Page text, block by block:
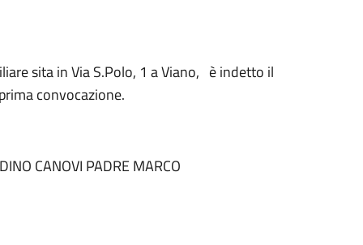
sita in Via S.Polo, 1 a Viano, è indetto il
convocazione.
CANOVI PADRE MARCO